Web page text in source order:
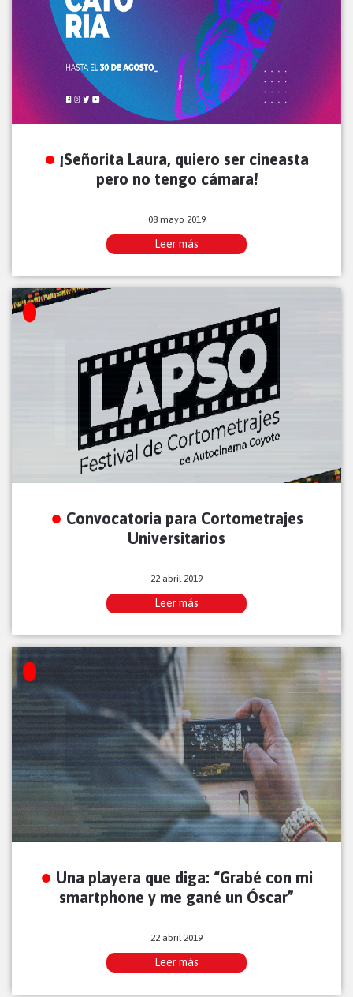
¡Señorita Laura, quiero ser cineasta
pero no tengo cámara!
08 mayo 2019
Leer más
Convocatoria para Cortometrajes
Universitarios
22 abril 2019
Leer más
Una playera que diga: “Grabé con mi
smartphone y me gané un Óscar”
22 abril 2019
Leer más